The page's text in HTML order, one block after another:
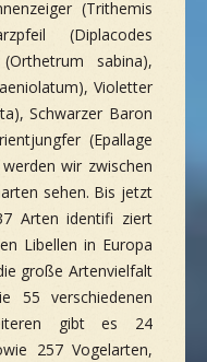
(Trithemis
(Diplacodes
sabina),
Violetter
Schwarzer Baron
(Epallage
wir zwischen
sehen. Bis jetzt
Arten identifi ziert
Libellen in Europa
große Artenvielfalt
55 verschiedenen
gibt es 24
257 Vogelarten,